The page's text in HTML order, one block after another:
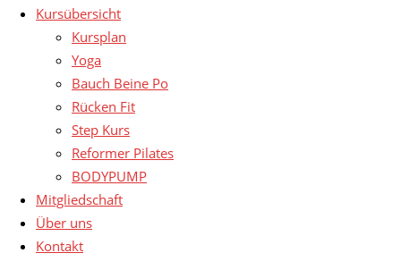
Kursübersicht
Kursplan
Yoga
Bauch Beine Po
Rücken Fit
Step Kurs
Reformer Pilates
BODYPUMP
Mitgliedschaft
Über uns
Kontakt